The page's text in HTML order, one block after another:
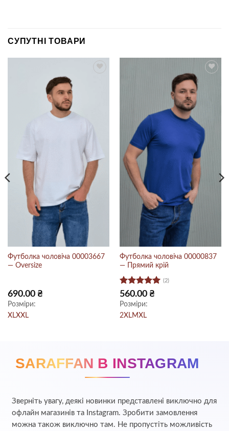
СУПУТНІ ТОВАРИ
Футболка чоловіча 00003667
— Oversize
690.00 ₴
Розміри:
XLXXL
Футболка чоловіча 00000837
— Прямий крій
Оцінено в
5з 5
(2)
560.00 ₴
Розміри:
2XLMXL
SARAFFAN В INSTAGRAM
Зверніть увагу, деякі новинки представлені виключно для
офлайн магазинів та Instagram. Зробити замовлення
можна також виключно там. Не пропустіть можливість